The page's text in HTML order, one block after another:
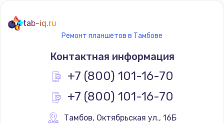
2300 руб.
Заказать
Замена вебкамеры
1340 руб.
tab-iq.ru
Ремонт планшетов в Тамбове
Контактная информация
+7 (800) 101-16-70
+7 (800) 101-16-70
Тамбов, Октябрьская ул., 16Б